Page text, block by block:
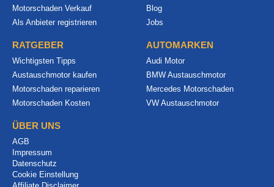
Motorschaden Verkauf
Als Anbieter registrieren
Blog
Jobs
RATGEBER
Wichtigsten Tipps
Austauschmotor kaufen
Motorschaden reparieren
Motorschaden Kosten
AUTOMARKEN
Audi Motor
BMW Austauschmotor
Mercedes Motorschaden
VW Austauschmotor
ÜBER UNS
AGB
Impressum
Datenschutz
Cookie Einstellung